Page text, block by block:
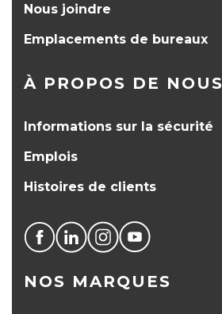
Nous joindre
Emplacements de bureaux
À PROPOS DE NOUS
Informations sur la sécurité
Emplois
Histoires de clients
NOS MARQUES